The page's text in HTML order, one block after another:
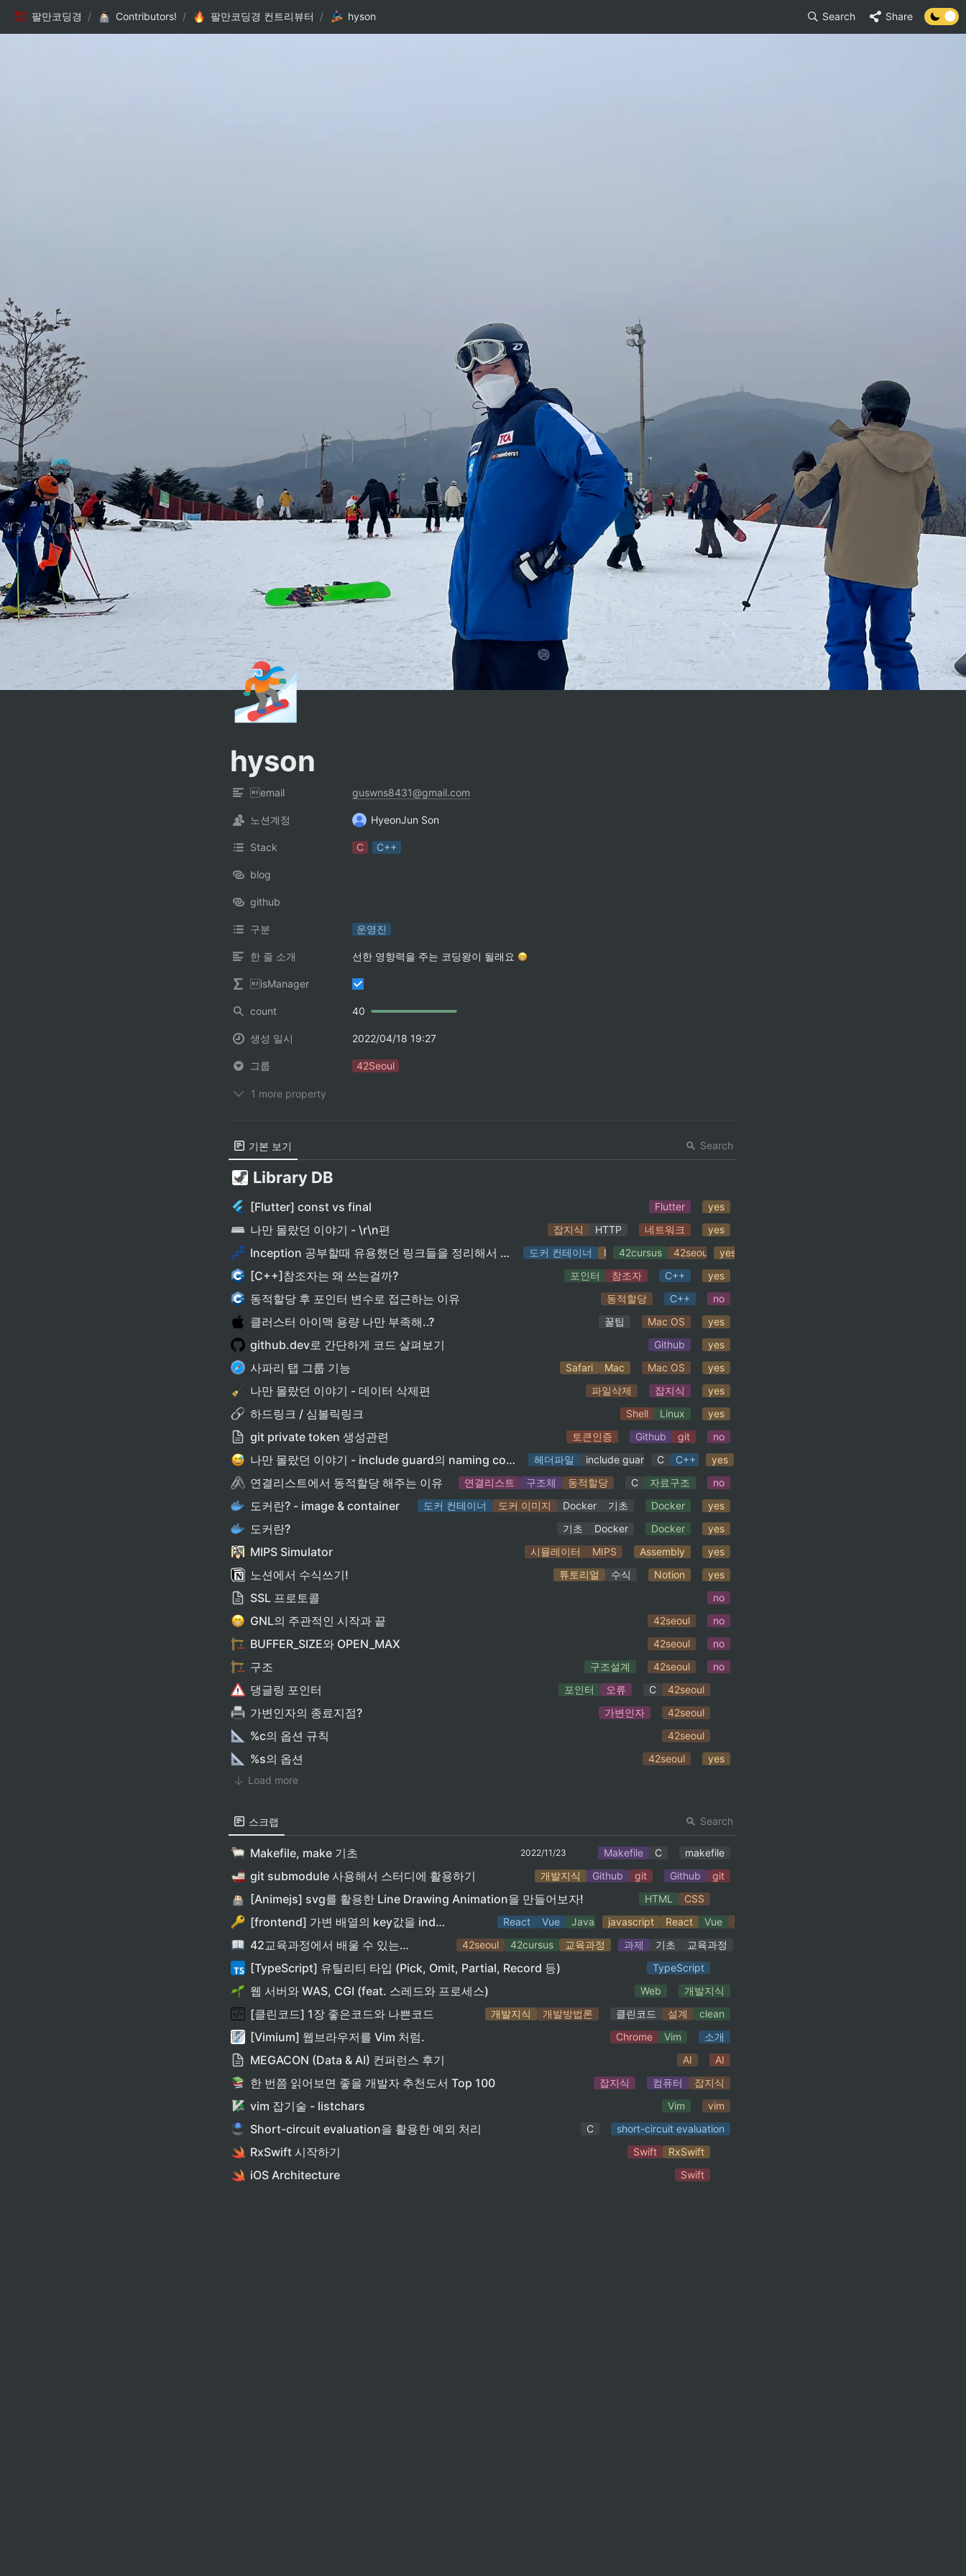
팔만코딩경 / Contributors! / 팔만코딩경 컨트리뷰터 / hyson Search Share
🏂
hyson
email guswns8431@gmail.com
노션계정 HyeonJun Son
Stack C C++
blog
github
구분 운영진
한 줄 소개 선한 영향력을 주는 코딩왕이 될래요
isManager
count 40
생성 일시 2022/04/18 19:27
그룹 42Seoul
1 more property
기본 보기 Search
Library DB
[Flutter] const vs final Flutter yes
나만 몰랐던 이야기 - \r\n편 잡지식 HTTP 네트워크 yes
Inception 공부할때 유용했던 링크들을 정리해서 올릴건데 제목을 뭐라고 정하면 좋을까요 도커 컨테이너 Inception
42cursus 42seoul Docker
yes
[C++]참조자는 왜 쓰는걸까? 포인터 참조자 C++ yes
동적할당 후 포인터 변수로 접근하는 이유 동적할당 C++ no
클러스터 아이맥 용량 나만 부족해..? 꿀팁 Mac OS yes
github.dev로 간단하게 코드 살펴보기 Github yes
사파리 탭 그룹 기능 Safari Mac Mac OS yes
나만 몰랐던 이야기 - 데이터 삭제편 파일삭제 잡지식 yes
하드링크 / 심볼릭링크 Shell Linux yes
git private token 생성관련 토큰인증 Github git no
나만 몰랐던 이야기 - include guard의 naming convention편 헤더파일 include guard C C++ yes
연결리스트에서 동적할당 해주는 이유 연결리스트 구조체 동적할당 C 자료구조 no
도커란? - image & container 도커 컨테이너 도커 이미지 Docker 기초 Docker yes
도커란? 기초 Docker Docker yes
MIPS Simulator 시뮬레이터 MIPS Assembly yes
노션에서 수식쓰기! 튜토리얼 수식 Notion yes
SSL 프로토콜 no
GNL의 주관적인 시작과 끝 42seoul no
BUFFER_SIZE와 OPEN_MAX 42seoul no
구조 구조설계 42seoul no
댕글링 포인터 포인터 오류 C 42seoul
가변인자의 종료지점? 가변인자 42seoul
%c의 옵션 규칙 42seoul
%s의 옵션 42seoul
yes
Load more
스크랩 Search
Makefile, make 기초 2022/11/23 Makefile C makefile
git submodule 사용해서 스터디에 활용하기 개발지식 Github git Github git
[Animejs] svg를 활용한 Line Drawing Animation을 만들어보자! HTML CSS
[frontend] 가변 배열의 key값을 index로 사용시 문제점 React Vue Javascriptjavascript React Vue frontend
42교육과정에서 배울 수 있는 것 42seoul 42cursus 교육과정 과제 기초 교육과정
[TypeScript] 유틸리티 타입 (Pick, Omit, Partial, Record 등) TypeScript
웹 서버와 WAS, CGI (feat. 스레드와 프로세스) Web 개발지식
[클린코드] 1장 좋은코드와 나쁜코드 개발지식 개발방법론 클린코드 설계 clean
[Vimium] 웹브라우저를 Vim 처럼. Chrome Vim 소개
MEGACON (Data & AI) 컨퍼런스 후기 AI AI
한 번쯤 읽어보면 좋을 개발자 추천도서 Top 100 잡지식 컴퓨터 잡지식
vim 잡기술 - listchars Vim vim
Short-circuit evaluation을 활용한 예외 처리 C short-circuit evaluation
RxSwift 시작하기 Swift RxSwift
iOS Architecture Swift